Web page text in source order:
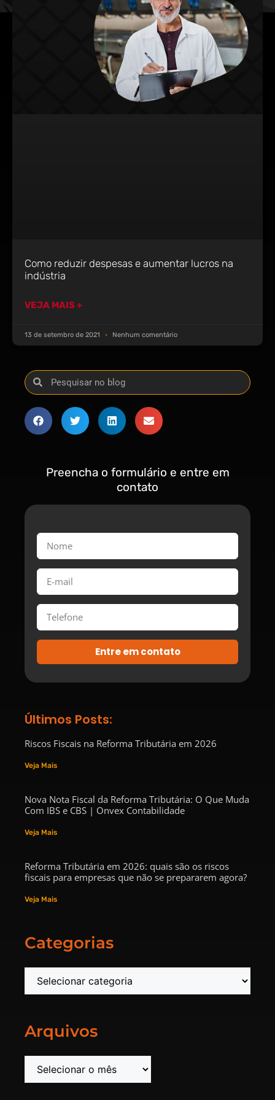
Como reduzir despesas e aumentar lucros na
indústria
VEJA MAIS +
13 de setembro de 2021 Nenhum comentário
Preencha o formulário e entre em
contato
Entre em contato
Últimos Posts:
Riscos Fiscais na Reforma Tributária em 2026
Veja Mais
Nova Nota Fiscal da Reforma Tributária: O Que Muda
Com IBS e CBS | Onvex Contabilidade
Veja Mais
Reforma Tributária em 2026: quais são os riscos
fiscais para empresas que não se prepararem agora?
Veja Mais
Categorias
Arquivos